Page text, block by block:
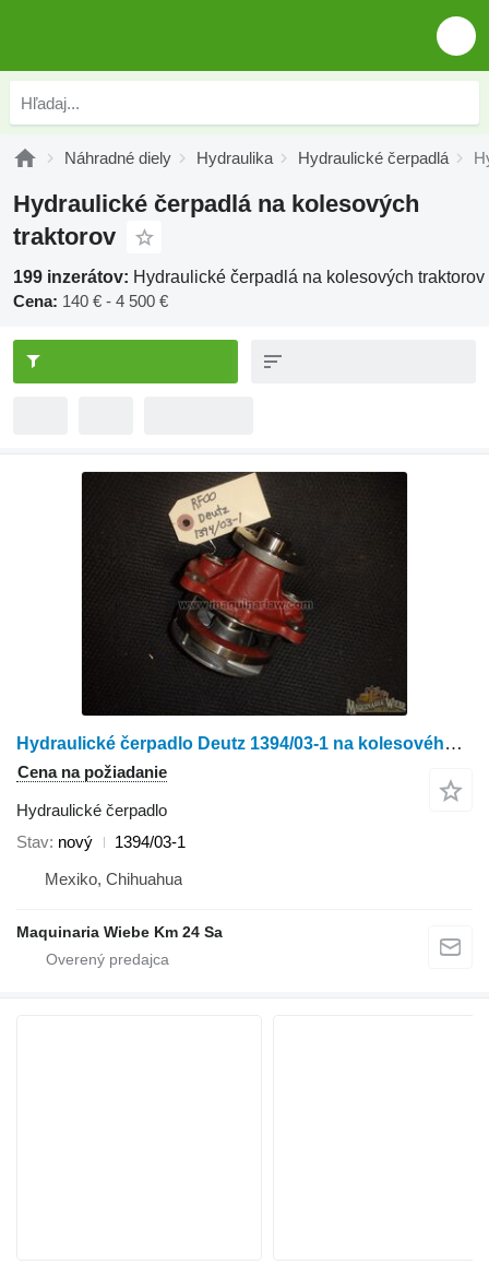
Náhradné diely Hydraulika Hydraulické čerpadlá
Hydraulické čerpadlá na kolesových
traktorov
199 inzerátov: Hydraulické čerpadlá na kolesových traktorov
Cena: 140 € - 4 500 €
Hydraulické čerpadlo Deutz 1394/03-1 na kolesového traktora
Cena na požiadanie
Hydraulické čerpadlo
Stav nový
1394/03-1
Mexiko, Chihuahua
Maquinaria Wiebe Km 24 Sa